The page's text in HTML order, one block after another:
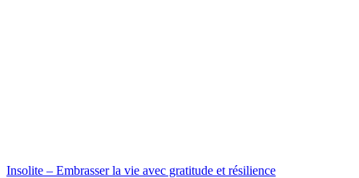
Insolite – Embrasser la vie avec gratitude et résilience